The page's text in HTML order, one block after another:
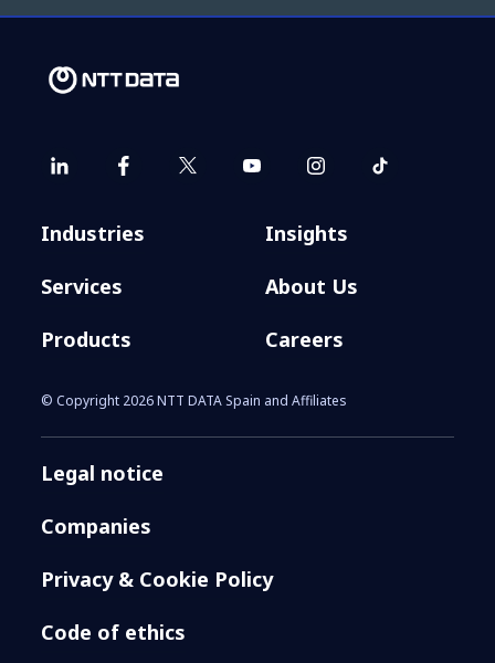
Tu actividad digital
contamos cómo?
Industries
Services
Products
Insights
About Us
Careers
© Copyright 2026 NTT DATA Spain and Affiliates
Legal notice
Companies
Privacy & Cookie Policy
Code of ethics